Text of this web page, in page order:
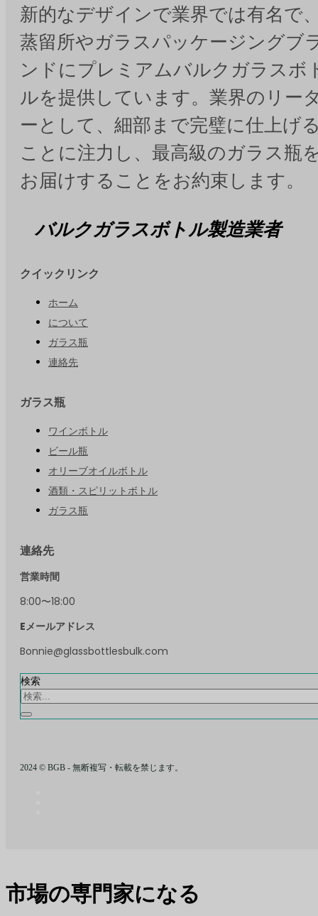
新的なデザインで業界では有名で
蒸留所やガラスパッケージングブ
ンドにプレミアムバルクガラスボ
ルを提供しています。業界のリー
ーとして、細部まで完璧に仕上げ
ことに注力し、最高級のガラス瓶
お届けすることをお約束します。
バルクガラスボトル製造業者
クイックリンク
ホーム
について
ガラス瓶
連絡先
ガラス瓶
ワインボトル
ビール瓶
オリーブオイルボトル
酒類・スピリットボトル
ガラス瓶
連絡先
営業時間
8:00〜18:00
Eメールアドレス
Bonnie@glassbottlesbulk.com
検索
2024 © BGB - 無断複写・転載を禁じます。
市場の専門家になる